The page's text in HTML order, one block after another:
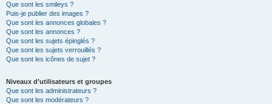
Que sont les smileys ?
Puis-je publier des images ?
Que sont les annonces globales ?
Que sont les annonces ?
Que sont les sujets épinglés ?
Que sont les sujets verrouillés ?
Que sont les icônes de sujet ?
Niveaux d’utilisateurs et groupes
Que sont les administrateurs ?
Que sont les modérateurs ?